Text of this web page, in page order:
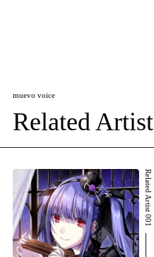
muevo voice
Related Artist
Related Artist 001